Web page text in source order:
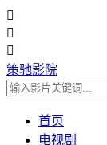



策驰影院
首页
电视剧